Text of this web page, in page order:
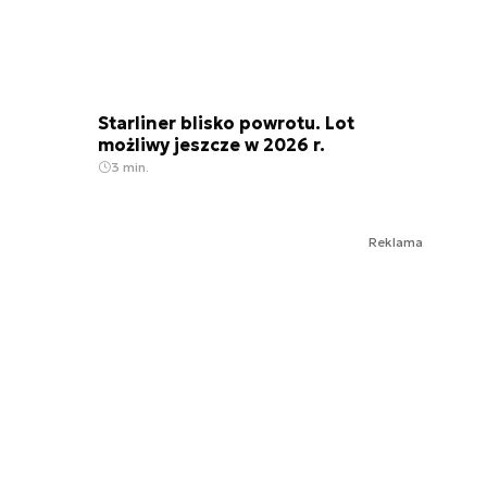
Starliner blisko powrotu. Lot
możliwy jeszcze w 2026 r.
3 min.
Reklama